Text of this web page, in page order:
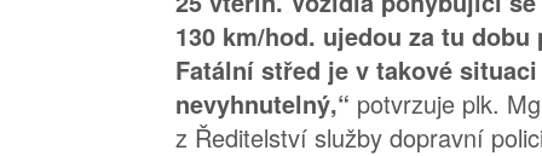
130 km/hod. ujedou za tu
Fatální střed je v takové
nevyhnutelný,“ potvrzuje plk.
z Ředitelství služby dopravní